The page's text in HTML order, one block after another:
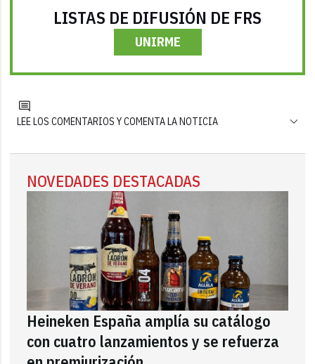
LISTAS DE DIFUSIÓN DE FRS
UNIRME
LEE LOS COMENTARIOS Y COMENTA LA NOTICIA
NOVEDADES DESTACADAS
Heineken España amplía su catálogo
con cuatro lanzamientos y se refuerza